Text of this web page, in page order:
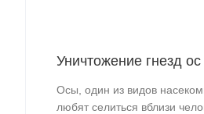
Уничтожение гнезд ос
Осы, один из видов
любят селиться вблизи